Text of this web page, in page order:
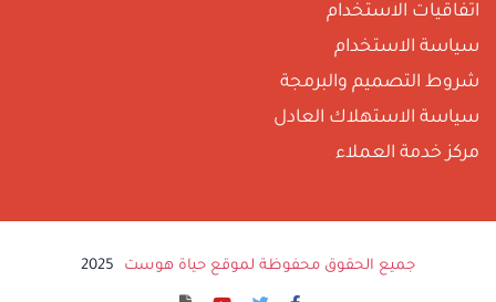
الاستخدام
الاستخدام
التصميم والبرمجة
الاستهلاك العادل
خدمة العملاء
جميع الحقوق محفوظة لموقع حياة هوست 2025